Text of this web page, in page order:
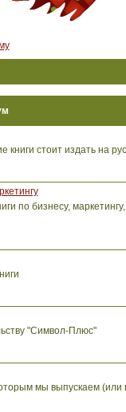
стоит издать на
по бизнесу,
"Символ-Плюс"
мы выпускаем (или